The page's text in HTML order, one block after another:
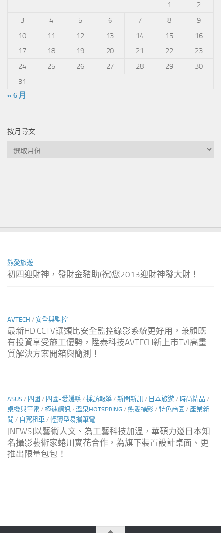
1
2
3
4 5 6 7 8
9
10
11 12 13 14 15
16
17
18 19 20 21 22
23
24
25 26 27 28 29
30
31
« 6 月
按月尋文
按
熊愛旅遊
初四迎財神，發財金豬助(祝)您2013迎財神發大財！
AVTECH / 安全與監控
最新HD CCTV讓類比安全監控錄影系統更好用，兼顧既
有投資享受施工優勢，陞泰科技AVTECH新上市TVI高畫
質解決方案開箱與簡測！
ASUS / 四國 / 四國-愛媛縣 / 採訪報導 / 新聞新訊 / 日本旅遊 / 時尚精品 /
桌機與筆電 / 極速網訊 / 溫泉HOTSPRING / 熊愛攝影 / 特色商圈 / 產業新
聞 / 自駕租車 / 輕薄型易攜筆電
[NEWS]以藝術人文、為工藝科技加溫，華碩力邀日本知
名攝影藝術家蜷川實花合作，為旗下裝置設計桌面、更
推出限量包包！